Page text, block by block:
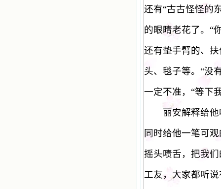
还有“古古怪怪的
的眼睛老花了。 “
还有垫手臂的、
头、毯子等。 “没
一定不准， “等下
丽安解释给他
同时给他一笔可
摇头啧舌，把我
工友，大家都听